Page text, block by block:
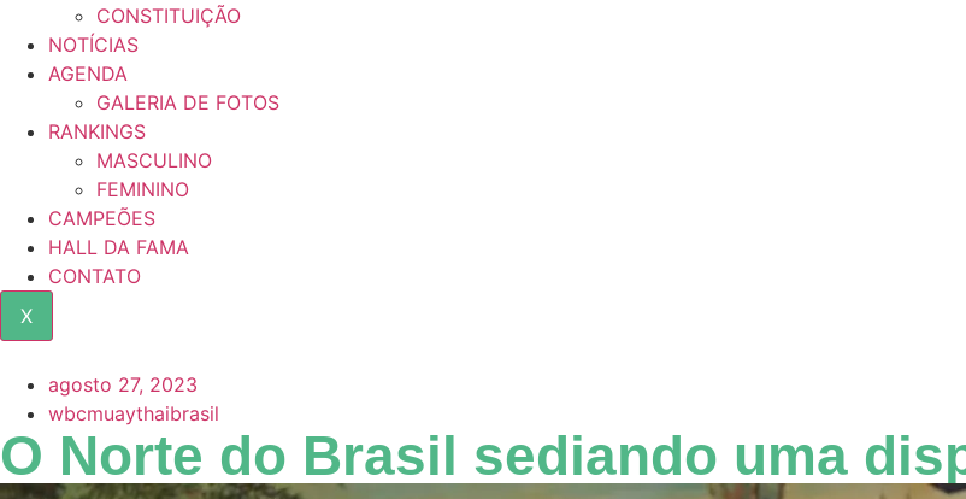
CONSTITUIÇÃO
NOTÍCIAS
AGENDA
GALERIA DE FOTOS
RANKINGS
MASCULINO
FEMININO
CAMPEÕES
HALL DA FAMA
CONTATO
X
agosto 27, 2023
wbcmuaythaibrasil
O Norte do Brasil sediando uma